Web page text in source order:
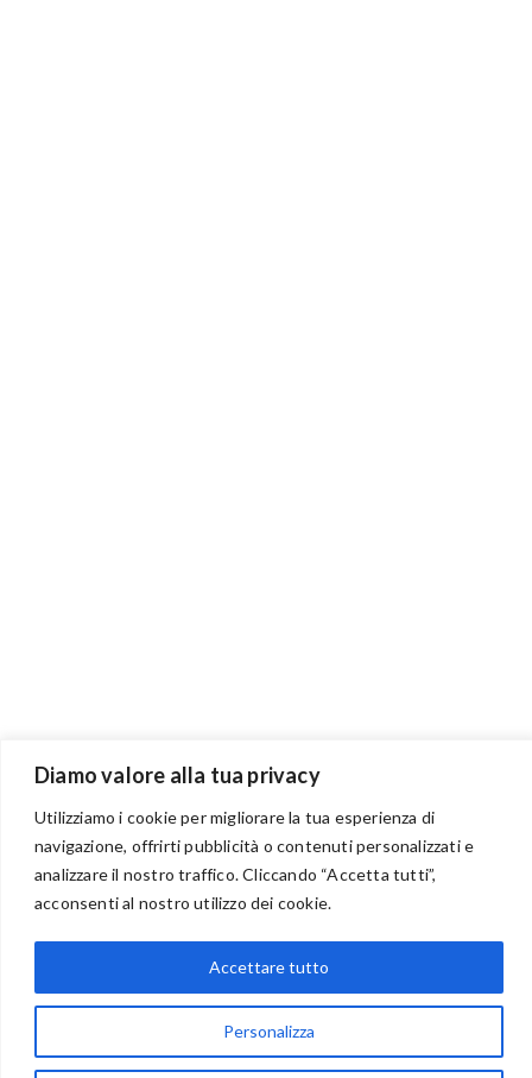
Diamo valore alla tua privacy
Utilizziamo i cookie per migliorare la tua esperienza di
navigazione, offrirti pubblicità o contenuti personalizzati e
analizzare il nostro traffico. Cliccando “Accetta tutti”,
acconsenti al nostro utilizzo dei cookie.
Personalizza
Accettare tutto
BENVENUTI NEL PORTALE RIVENDITORI
via Acqua delle Noci 12
83024 Monteforte Irpino (AV)
(+39) 081-7777233